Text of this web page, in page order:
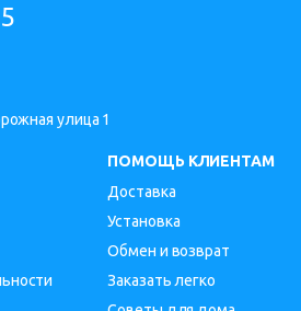
улица 1
ПОМОЩЬ КЛИЕНТАМ
Доставка
Установка
Обмен и возврат
Заказать легко